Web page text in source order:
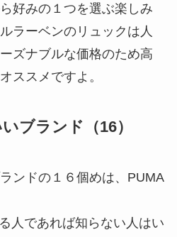
好みの１つを選ぶ楽しみ
ラーベンのリュックは人
ズナブルな価格のため高
ススメですよ。
ブランド（16）
ンドの１６個めは、PUMA
人であれば知らない人はい